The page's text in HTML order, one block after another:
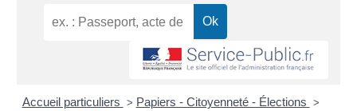
Accueil particuliers > Papiers - Citoyenneté - Élections >